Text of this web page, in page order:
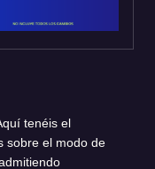
tenéis el
sobre el modo de